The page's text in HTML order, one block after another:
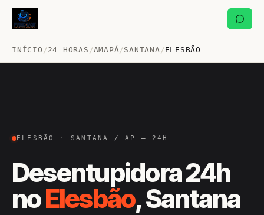
INÍCIO /24 HORAS /AMAPÁ/SANTANA /ELESBÃO
ELESBÃO · SANTANA / AP — 24H
Desentupidora 24h
noElesbão, Santana